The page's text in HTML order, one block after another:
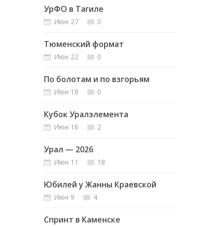
УрФО в Тагиле
Июн 27 0
Тюменский формат
Июн 22 0
По болотам и по взгорьям
Июн 18 0
Кубок Уралэлемента
Июн 16 2
Урал — 2026
Июн 11 18
Юбилей у Жанны Краевской
Июн 9 4
Спринт в Каменске